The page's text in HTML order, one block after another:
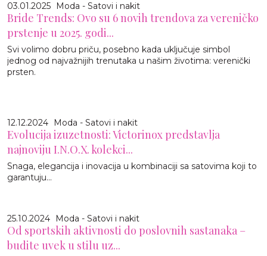
03.01.2025 Moda - Satovi i nakit
Bride Trends: Ovo su 6 novih trendova za vereničko
prstenje u 2025. godi...
Svi volimo dobru priču, posebno kada uključuje simbol
jednog od najvažnijih trenutaka u našim životima: verenički
prsten.
12.12.2024 Moda - Satovi i nakit
Evolucija izuzetnosti: Victorinox predstavlja
najnoviju I.N.O.X. kolekci...
Snaga, elegancija i inovacija u kombinaciji sa satovima koji to
garantuju...
25.10.2024 Moda - Satovi i nakit
Od sportskih aktivnosti do poslovnih sastanaka –
budite uvek u stilu uz...